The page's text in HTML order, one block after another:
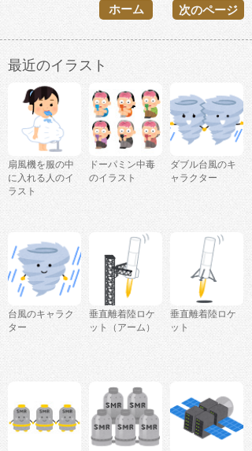
次のページ
ホーム
最近のイラスト
扇風機を服の中
に入れる人のイ
ラスト
ドーパミン中毒
のイラスト
ダブル台風のキ
ャラクター
台風のキャラク
ター
垂直離着陸ロケ
ット（アーム）
垂直離着陸ロケ
ット